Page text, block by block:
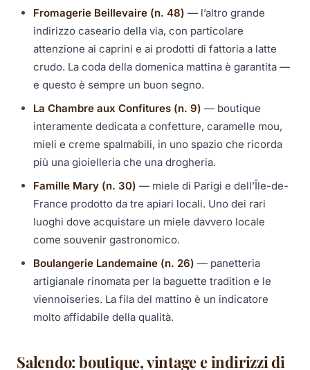
Fromagerie Beillevaire (n. 48) — l’altro grande
indirizzo caseario della via, con particolare
attenzione ai caprini e ai prodotti di fattoria a latte
crudo. La coda della domenica mattina è garantita —
e questo è sempre un buon segno.
La Chambre aux Confitures (n. 9) — boutique
interamente dedicata a confetture, caramelle mou,
mieli e creme spalmabili, in uno spazio che ricorda
più una gioielleria che una drogheria.
Famille Mary (n. 30) — miele di Parigi e dell’Île-de-
France prodotto da tre apiari locali. Uno dei rari
luoghi dove acquistare un miele davvero locale
come souvenir gastronomico.
Boulangerie Landemaine (n. 26) — panetteria
artigianale rinomata per la baguette tradition e le
viennoiseries. La fila del mattino è un indicatore
molto affidabile della qualità.
Salendo: boutique, vintage e indirizzi di